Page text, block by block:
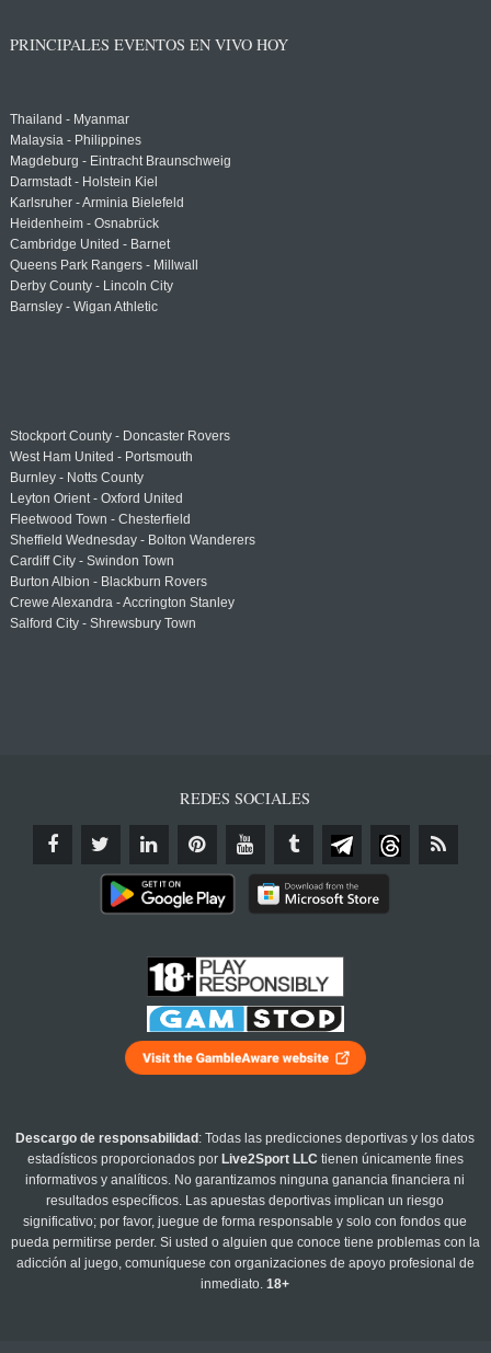
PRINCIPALES EVENTOS EN VIVO HOY
Thailand - Myanmar
Malaysia - Philippines
Magdeburg - Eintracht Braunschweig
Darmstadt - Holstein Kiel
Karlsruher - Arminia Bielefeld
Heidenheim - Osnabrück
Cambridge United - Barnet
Queens Park Rangers - Millwall
Derby County - Lincoln City
Barnsley - Wigan Athletic
Stockport County - Doncaster Rovers
West Ham United - Portsmouth
Burnley - Notts County
Leyton Orient - Oxford United
Fleetwood Town - Chesterfield
Sheffield Wednesday - Bolton Wanderers
Cardiff City - Swindon Town
Burton Albion - Blackburn Rovers
Crewe Alexandra - Accrington Stanley
Salford City - Shrewsbury Town
REDES SOCIALES
Descargo de responsabilidad : Todas las predicciones deportivas y los datos
estadísticos proporcionados por Live2Sport LLC tienen únicamente fines
informativos y analíticos. No garantizamos ninguna ganancia financiera ni
resultados específicos. Las apuestas deportivas implican un riesgo
significativo; por favor, juegue de forma responsable y solo con fondos que
pueda permitirse perder. Si usted o alguien que conoce tiene problemas con la
adicción al juego, comuníquese con organizaciones de apoyo profesional de
inmediato.18+